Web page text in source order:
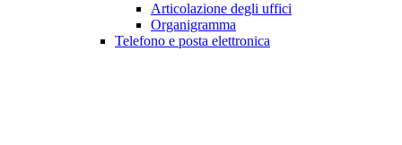
Articolazione degli uffici
Organigramma
Telefono e posta elettronica